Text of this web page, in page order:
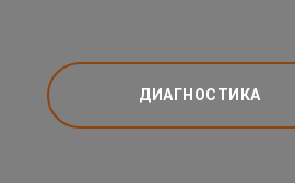
ДИАГНОСТИКА